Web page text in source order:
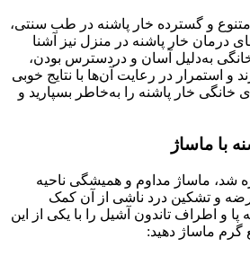
و گسترده خار پاشنه در طب سنتی،
درمان خار پاشنه در منزل نیز آشنا
به‌دلیل آسان و دردسترس بودن،
و استمرار در رعایت آن‌ها با نتایج خوبی
خار پاشنه را به‌خاطر بسپارید و
با ماساژ
شد، ماساژ مداوم و همیشگی ناحیه
و تشکین درد ناشی از آن کمک
پا و اطراف تاندون آشیل را با یکی از این
ماساژ دهید: